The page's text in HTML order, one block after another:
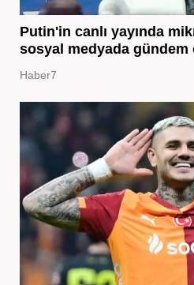
Putin'in canlı yayında
sosyal medyada gündem
Haber7